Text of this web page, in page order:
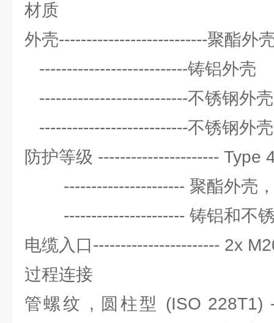
材质
外壳---------------------------聚酯外
---------------------------铸铝外壳
---------------------------不锈钢外
---------------------------不锈钢外
防护等级 ---------------------- Type
---------------------- 聚酯外壳
---------------------- 铸铝和不锈
电缆入口----------------------- 2x
过程连接
管螺纹 , 圆柱型 (ISO 228T1)